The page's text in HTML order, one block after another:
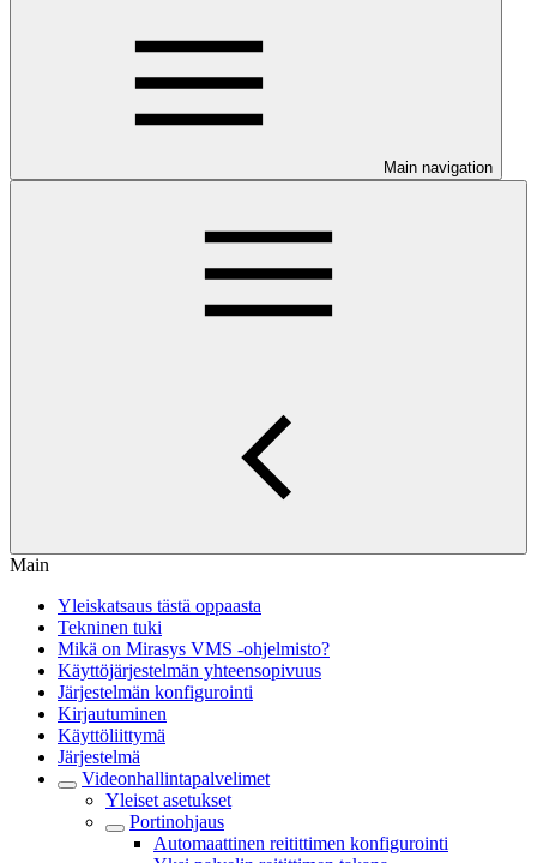
Main navigation
Main
Yleiskatsaus tästä oppaasta
Tekninen tuki
Mikä on Mirasys VMS -ohjelmisto?
Käyttöjärjestelmän yhteensopivuus
Järjestelmän konfigurointi
Kirjautuminen
Käyttöliittymä
Järjestelmä
Videonhallintapalvelimet
Yleiset asetukset
Portinohjaus
Automaattinen reitittimen konfigurointi